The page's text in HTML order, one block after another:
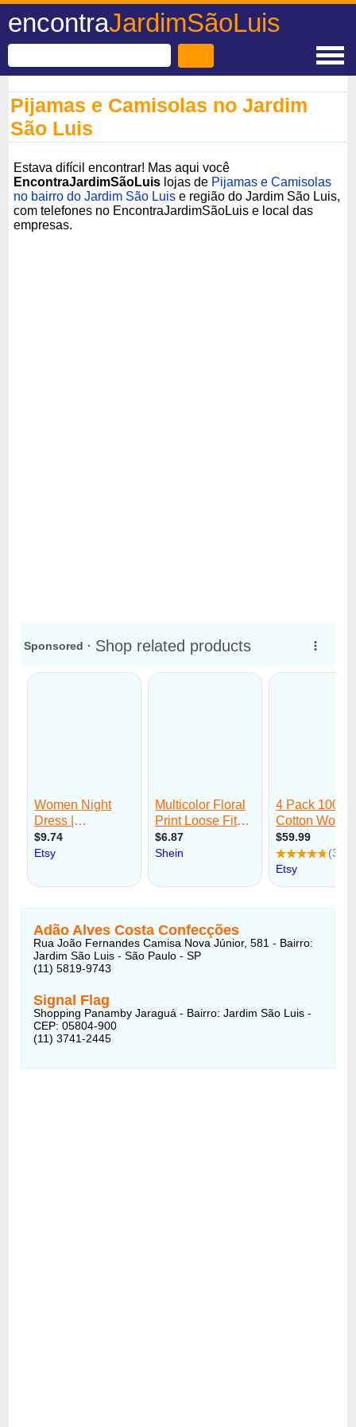
encontraJardimSãoLuis
Pijamas e Camisolas no Jardim
São Luis
Estava difícil encontrar! Mas aqui você
EncontraJardimSãoLuis lojas de Pijamas e Camisolas
no bairro do Jardim São Luis e região do Jardim São Luis,
com telefones no EncontraJardimSãoLuis e local das
empresas.
Adão Alves Costa Confecções
Rua João Fernandes Camisa Nova Júnior, 581 - Bairro:
Jardim São Luis - São Paulo - SP
(11) 5819-9743
Signal Flag
Shopping Panamby Jaraguá - Bairro: Jardim São Luis -
CEP: 05804-900
(11) 3741-2445